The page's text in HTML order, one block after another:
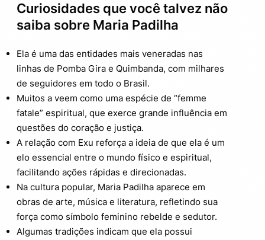
Curiosidades que você talvez não
saiba sobre Maria Padilha
Ela é uma das entidades mais veneradas nas
linhas de Pomba Gira e Quimbanda, com milhares
de seguidores em todo o Brasil.
Muitos a veem como uma espécie de “femme
fatale” espiritual, que exerce grande influência em
questões do coração e justiça.
A relação com Exu reforça a ideia de que ela é um
elo essencial entre o mundo físico e espiritual,
facilitando ações rápidas e direcionadas.
Na cultura popular, Maria Padilha aparece em
obras de arte, música e literatura, refletindo sua
força como símbolo feminino rebelde e sedutor.
Algumas tradições indicam que ela possui